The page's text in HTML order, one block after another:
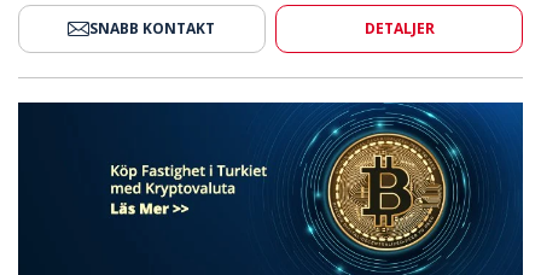
SNABB KONTAKT DETALJER